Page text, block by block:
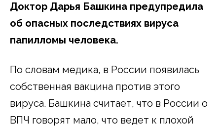
Доктор Дарья Башкина предупредила
об опасных последствиях вируса
папилломы человека.
По словам медика, в России появилась
собственная вакцина против этого
вируса. Башкина считает, что в России о
ВПЧ говорят мало, что ведет к плохой